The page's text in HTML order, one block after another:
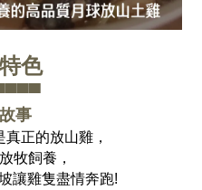
色
事
正的放山雞，
牧飼養，
讓雞隻盡情奔跑!